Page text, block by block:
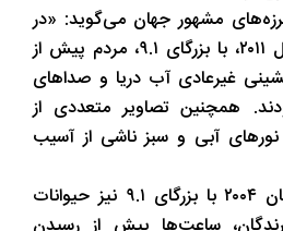
مشهور جهان می‌گوید: «در
زلزله توهوکو ژاپن در سال ۲۰۱۱، با بزرگای ۹.۱، مردم پیش از
غیرعادی آب دریا و صداهای
همچنین تصاویر متعددی از
آبی و سبز ناشی از آسیب
درباره زلزله سوماترا-آندامان ۲۰۰۴ با بزرگای ۹.۱ نیز حیوانات